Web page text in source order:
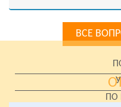
ВСЕ